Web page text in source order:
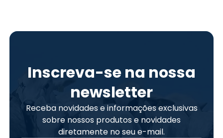
Inscreva-se na nossa
newsletter
Receba novidades e informações exclusivas
sobre nossos produtos e novidades
diretamente no seu e-mail.